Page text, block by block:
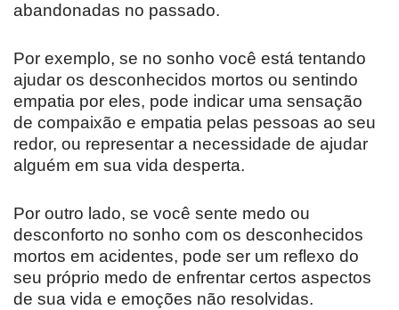
abandonadas no passado.
Por exemplo, se no sonho você está tentando
ajudar os desconhecidos mortos ou sentindo
empatia por eles, pode indicar uma sensação
de compaixão e empatia pelas pessoas ao seu
redor, ou representar a necessidade de ajudar
alguém em sua vida desperta.
Por outro lado, se você sente medo ou
desconforto no sonho com os desconhecidos
mortos em acidentes, pode ser um reflexo do
seu próprio medo de enfrentar certos aspectos
de sua vida e emoções não resolvidas.